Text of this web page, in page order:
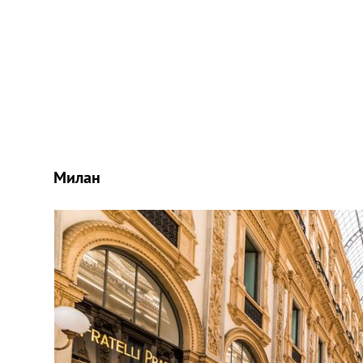
Милан